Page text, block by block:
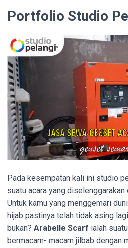
Portfolio Studio
Pada kesempatan kali ini studio
suatu acara yang diselenggarakan
Untuk kamu yang menggemari
hijab pastinya telah tidak asing
bukan? Arabelle Scarf ialah
bermacam- macam jilbab dengan